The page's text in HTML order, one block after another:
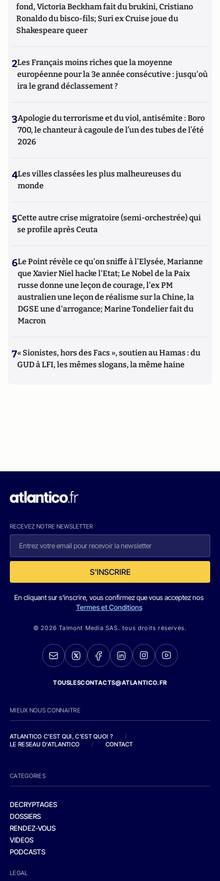
fond, Victoria Beckham fait du brukini, Cristiano
Ronaldo du bisco-fils; Suri ex Cruise joue du
Shakespeare queer
2Les Français moins riches que la moyenne
européenne pour la 3e année consécutive : jusqu'où
ira le grand déclassement ?
3Apologie du terrorisme et du viol, antisémite : Boro
700, le chanteur à cagoule de l’un des tubes de l’été
2026
4Les villes classées les plus malheureuses du
monde
5Cette autre crise migratoire (semi-orchestrée) qui
se profile après Ceuta
6Le Point révèle ce qu'on sniffe à l'Elysée, Marianne
que Xavier Niel hacke l'Etat; Le Nobel de la Paix
russe donne une leçon de courage, l'ex PM
australien une leçon de réalisme sur la Chine, la
DGSE une d'arrogance; Marine Tondelier fait du
Macron
7« Sionistes, hors des Facs », soutien au Hamas : du
GUD à LFI, les mêmes slogans, la même haine
RECEVEZ NOTRE NEWSLETTER
S'INSCRIRE
En cliquant sur s'inscrire, vous confirmez que vous acceptez nos
Termes et Conditions
© 2026 Talmont Media SAS. tous droits réservés.
TOUSLESCONTACTS@ATLANTICO.FR
MIEUX NOUS CONNAITRE
ATLANTICO C'EST QUI, C'EST QUOI ?
/
LE RESEAU D'ATLANTICO
/ CONTACT
CATEGORIES
DECRYPTAGES
DOSSIERS
RENDEZ-VOUS
VIDEOS
PODCASTS
LEGAL